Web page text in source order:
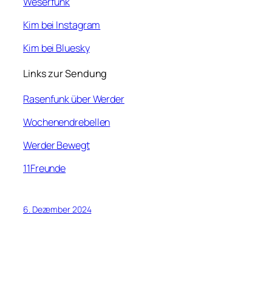
Kim bei Instagram
Kim bei Bluesky
Links zur Sendung
Rasenfunk über Werder
Wochenendrebellen
Werder Bewegt
11Freunde
6. Dezember 2024